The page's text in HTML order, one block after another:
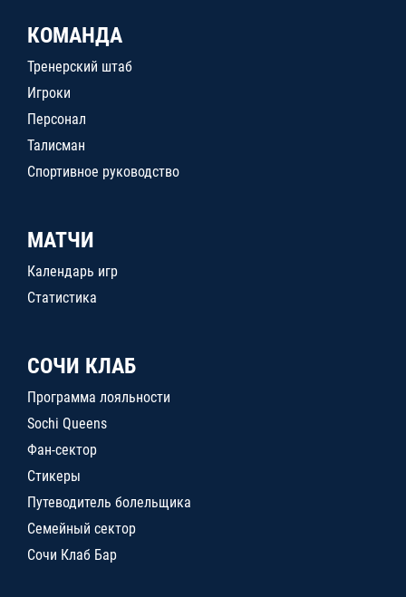
КОМАНДА
Тренерский штаб
Игроки
Персонал
Талисман
Спортивное руководство
МАТЧИ
Календарь игр
Статистика
СОЧИ КЛАБ
Программа лояльности
Sochi Queens
Фан-сектор
Стикеры
Путеводитель болельщика
Семейный сектор
Сочи Клаб Бар